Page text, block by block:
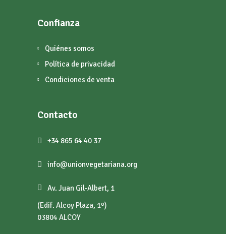
Confianza
Quiénes somos
Política de privacidad
Condiciones de venta
Contacto
+34 865 64 40 37
info@unionvegetariana.org
Av. Juan Gil-Albert, 1
(Edif. Alcoy Plaza, 1º)
03804 ALCOY